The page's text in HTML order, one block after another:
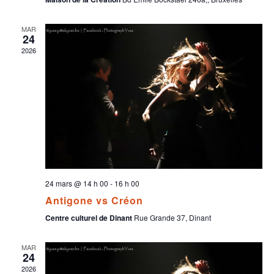
MAR
24
2026
24 mars @ 14 h 00 - 16 h 00
Antigone vs Créon
Centre culturel de Dinant Rue Grande 37, Dinant
MAR
24
2026